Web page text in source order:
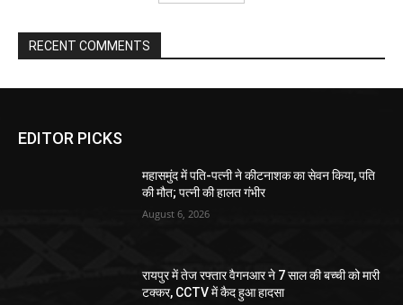
RECENT COMMENTS
EDITOR PICKS
महासमुंद में पति-पत्नी ने कीटनाशक का सेवन किया, पति
की मौत; पत्नी की हालत गंभीर
August 6, 2026
रायपुर में तेज रफ्तार वैगनआर ने 7 साल की बच्ची को मारी
टक्कर, CCTV में कैद हुआ हादसा